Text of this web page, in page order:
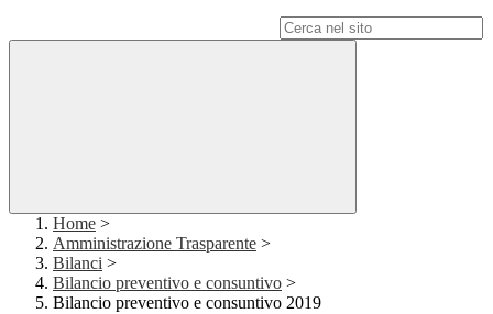
Home >
Amministrazione Trasparente >
Bilanci >
Bilancio preventivo e consuntivo >
Bilancio preventivo e consuntivo 2019